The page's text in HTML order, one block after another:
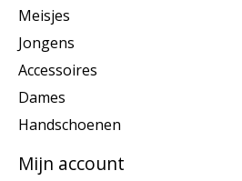
Meisjes
Jongens
Accessoires
Dames
Handschoenen
Mijn account